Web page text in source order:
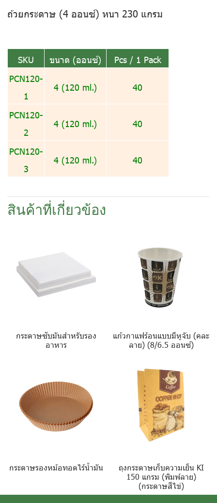
ถ้วยกระดาษ (4 ออนซ์) หนา 230 แกรม
SKU ขนาด (ออนซ์)
Pcs / 1 Pack
PCN120-
1
4 (120 ml.) 40
PCN120-
2
4 (120 ml.) 40
PCN120-
3
4 (120 ml.) 40
สินค้าที่เกี่ยวข้อง
กระดาษซับมันสำหรับรอง
อาหาร
แก้วกาแฟร้อนแบบมีหูจับ (คละ
ลาย) (8/6.5 ออนซ์)
กระดาษรองหม้อทอดไร้น้ำมัน
ถุงกระดาษเก็บความเย็น KI
150 แกรม (พิมพ์ลาย)
(กระดาษสีไข่)